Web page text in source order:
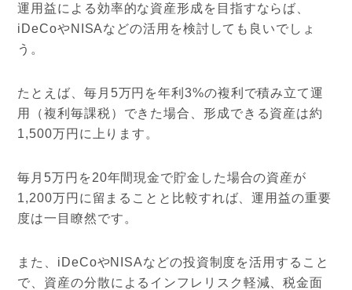
運用益による効率的な資産形成を目指すならば、
iDeCoやNISAなどの活用を検討しても良いでしょ
う。
たとえば、毎月5万円を年利3%の複利で積み立て運
用（複利毎課税）できた場合、形成できる資産は約
1,500万円に上ります。
毎月5万円を20年間現金で貯金した場合の資産が
1,200万円に留まることと比較すれば、運用益の重要
度は一目瞭然です。
また、iDeCoやNISAなどの投資制度を活用すること
で、資産の分散によるインフレリスク軽減、税金面